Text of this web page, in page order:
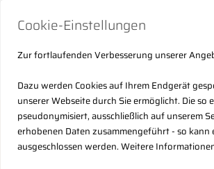
Cookie-Einstellungen
Zur fortlaufenden Verbesserung unserer
Dazu werden Cookies auf Ihrem Endgerät
unserer Webseite durch Sie ermöglicht. Die
pseudonymisiert, ausschließlich auf unserem
erhobenen Daten zusammengeführt - so
ausgeschlossen werden. Weitere